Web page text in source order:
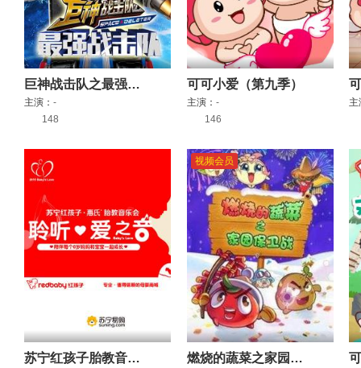
巨神战击队之最强战击队
主演： -
148
可可小爱（第九季）
主演： -
146
主
苏宁红孩子胎教音乐会
视频会员
燃烧的蔬菜之家园保卫战